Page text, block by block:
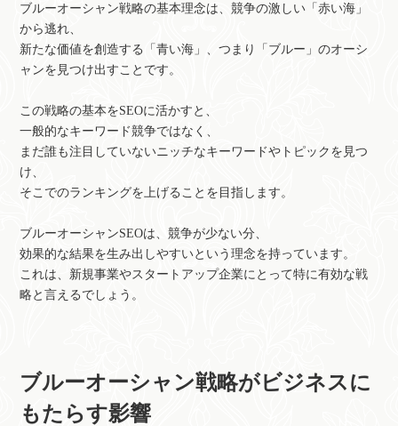
ブルーオーシャン戦略の基本理念は、競争の激しい「赤い海」
から逃れ、
新たな価値を創造する「青い海」、つまり「ブルー」のオーシ
ャンを見つけ出すことです。
この戦略の基本をSEOに活かすと、
一般的なキーワード競争ではなく、
まだ誰も注目していないニッチなキーワードやトピックを見つ
け、
そこでのランキングを上げることを目指します。
ブルーオーシャンSEOは、競争が少ない分、
効果的な結果を生み出しやすいという理念を持っています。
これは、新規事業やスタートアップ企業にとって特に有効な戦
略と言えるでしょう。
ブルーオーシャン戦略がビジネスに
もたらす影響